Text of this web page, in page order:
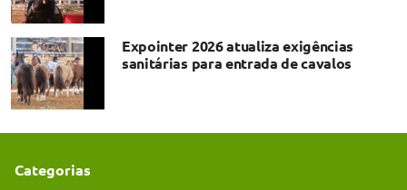
Expointer 2026 atualiza exigências
sanitárias para entrada de cavalos
Categorias